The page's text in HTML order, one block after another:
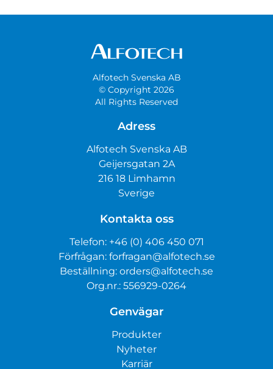
Alfotech Svenska AB
© Copyright 2026
All Rights Reserved
Adress
Alfotech Svenska AB
Geijersgatan 2A
216 18 Limhamn
Sverige
Kontakta oss
Telefon: +46 (0) 406 450 071
Förfrågan: forfragan@alfotech.se
Beställning: orders@alfotech.se
Org.nr.: 556929-0264
Genvägar
Produkter
Nyheter
Karriär